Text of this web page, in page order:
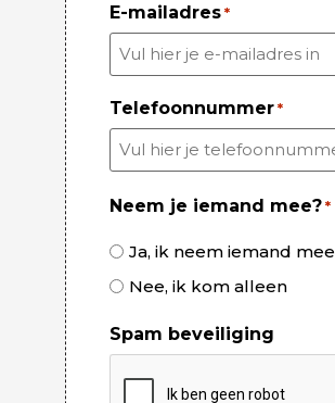
E-mailadres *
Telefoonnummer *
Neem je iemand mee? *
Ja, ik neem iemand mee
Nee, ik kom alleen
Spam beveiliging